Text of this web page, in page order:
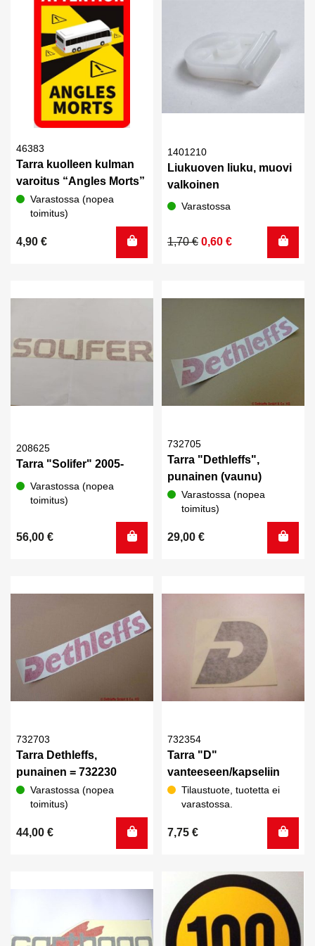
46383
Tarra kuolleen kulman
varoitus “Angles Morts”
Varastossa (nopea
toimitus)
4,90 €
1401210
Liukuoven liuku, muovi
valkoinen
Varastossa
1,70€
Alkuperäinen
0,60 €
Nykyinen
208625
Tarra "Solifer" 2005-
Varastossa (nopea
toimitus)
56,00 €
732705
Tarra "Dethleffs",
punainen (vaunu)
Varastossa (nopea
toimitus)
29,00 €
732703
Tarra Dethleffs,
punainen = 732230
Varastossa (nopea
toimitus)
44,00 €
732354
Tarra "D"
vanteeseen/kapseliin
Tilaustuote, tuotetta ei
varastossa.
7,75 €